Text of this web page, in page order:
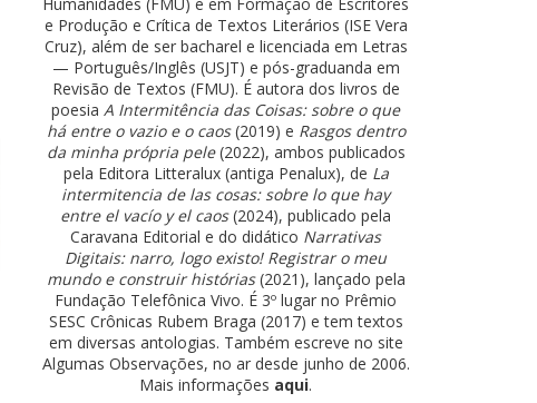
Humanidades (FMU) e em Formação de Escritores
e Produção e Crítica de Textos Literários (ISE Vera
Cruz), além de ser bacharel e licenciada em Letras
— Português/Inglês (USJT) e pós-graduanda em
Revisão de Textos (FMU). É autora dos livros de
poesia A Intermitência das Coisas: sobre o que
há entre o vazio e o caos(2019) e Rasgos dentro
da minha própria pele(2022), ambos publicados
pela Editora Litteralux (antiga Penalux), de La
intermitencia de las cosas: sobre lo que hay
entre el vacío y el caos(2024), publicado pela
Caravana Editorial e do didático Narrativas
Digitais: narro, logo existo! Registrar o meu
mundo e construir histórias(2021), lançado pela
Fundação Telefônica Vivo. É 3º lugar no Prêmio
SESC Crônicas Rubem Braga (2017) e tem textos
em diversas antologias. Também escreve no site
Algumas Observações, no ar desde junho de 2006.
Mais informações aqui.